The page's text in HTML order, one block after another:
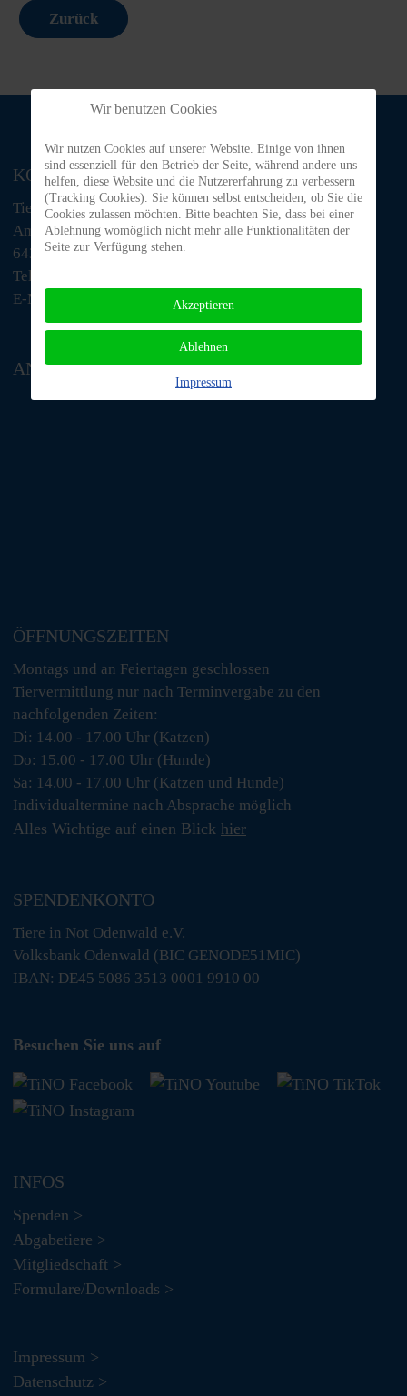
Zurück
KONTAKT
Tiere in Not Odenwald e.V.
Am Morsberg 1
64385 Reichelsheim
Telefon: 06063 / 939 848
E-Mail: tino@tiere-in-not-odenwald.de
ANFAHRT
ÖFFNUNGSZEITEN
Montags und an Feiertagen geschlossen
Tiervermittlung nur nach Terminvergabe zu den
nachfolgenden Zeiten:
Di: 14.00 - 17.00 Uhr (Katzen)
Do: 15.00 - 17.00 Uhr (Hunde)
Sa: 14.00 - 17.00 Uhr (Katzen und Hunde)
Individualtermine nach Absprache möglich
Alles Wichtige auf einen Blick hier
SPENDENKONTO
Tiere in Not Odenwald e.V.
Volksbank Odenwald (BIC GENODE51MIC)
IBAN: DE45 5086 3513 0001 9910 00
Besuchen Sie uns auf
INFOS
Spenden >
Abgabetiere >
Mitgliedschaft >
Formulare/Downloads >
Impressum >
Datenschutz >
Wir benutzen Cookies
Wir nutzen Cookies auf unserer Website. Einige von ihnen
sind essenziell für den Betrieb der Seite, während andere uns
helfen, diese Website und die Nutzererfahrung zu verbessern
(Tracking Cookies). Sie können selbst entscheiden, ob Sie die
Cookies zulassen möchten. Bitte beachten Sie, dass bei einer
Ablehnung womöglich nicht mehr alle Funktionalitäten der
Seite zur Verfügung stehen.
Akzeptieren
Ablehnen
Impressum